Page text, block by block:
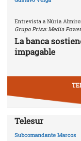
Entrevista a Núria
Grupo Prisa: Media
La banca
impagable
Telesur
Subcomandante Marcos